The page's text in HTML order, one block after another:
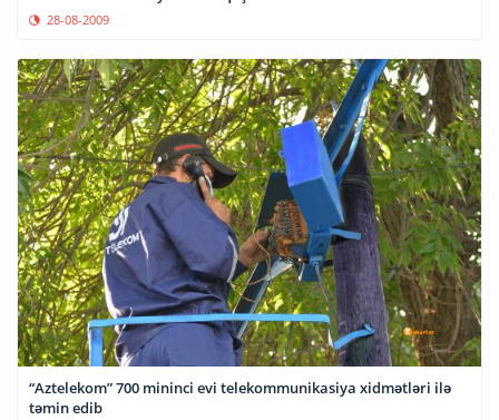
28-08-2009
“Aztelekom” 700 mininci evi telekommunikasiya xidmətləri ilə
təmin edib